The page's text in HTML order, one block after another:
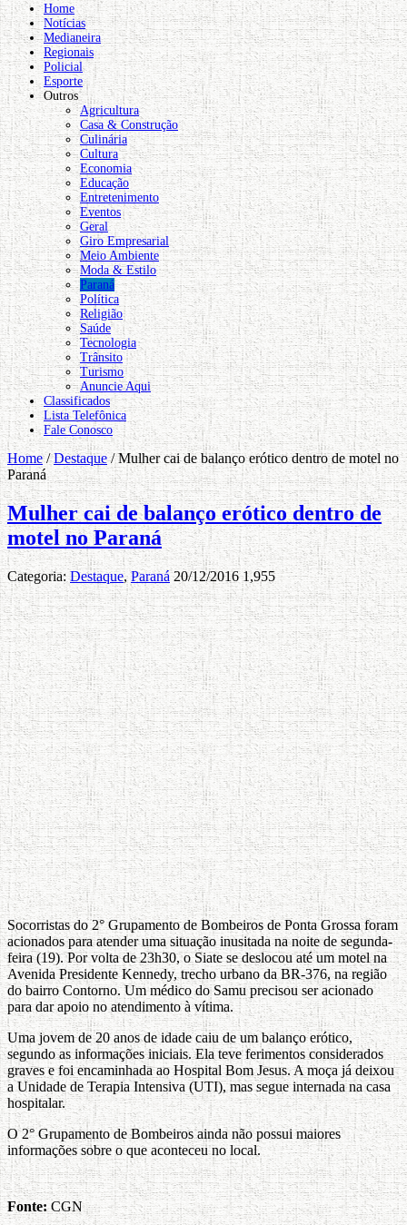
Home
Notícias
Medianeira
Regionais
Policial
Esporte
Outros
Agricultura
Casa & Construção
Culinária
Cultura
Economia
Educação
Entretenimento
Eventos
Geral
Giro Empresarial
Meio Ambiente
Moda & Estilo
Paraná
Política
Religião
Saúde
Tecnologia
Trânsito
Turismo
Anuncie Aqui
Classificados
Lista Telefônica
Fale Conosco
Home/Destaque/Mulher cai de balanço erótico dentro de motel no
Paraná
Mulher cai de balanço erótico dentro de
motel no Paraná
Categoria:Destaque,Paraná 20/12/2016 1,955
Socorristas do 2° Grupamento de Bombeiros de Ponta Grossa foram
acionados para atender uma situação inusitada na noite de segunda-
feira (19). Por volta de 23h30, o Siate se deslocou até um motel na
Avenida Presidente Kennedy, trecho urbano da BR-376, na região
do bairro Contorno. Um médico do Samu precisou ser acionado
para dar apoio no atendimento à vítima.
Uma jovem de 20 anos de idade caiu de um balanço erótico,
segundo as informações iniciais. Ela teve ferimentos considerados
graves e foi encaminhada ao Hospital Bom Jesus. A moça já deixou
a Unidade de Terapia Intensiva (UTI), mas segue internada na casa
hospitalar.
O 2° Grupamento de Bombeiros ainda não possui maiores
informações sobre o que aconteceu no local.
Fonte:CGN